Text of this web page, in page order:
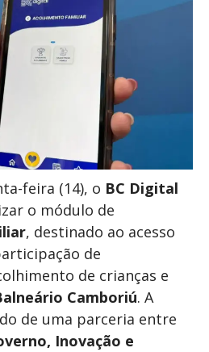
feira (14), o BC Digital
o módulo de
, destinado ao acesso
de
de crianças e
Camboriú. A
de uma parceria entre
Inovação e